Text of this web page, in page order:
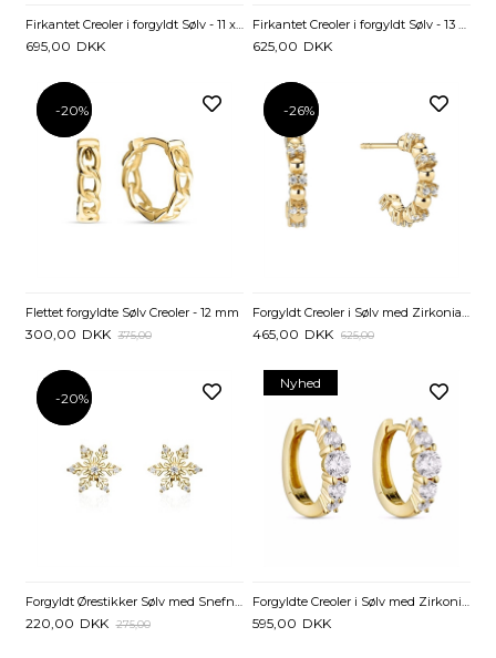
Firkantet Creoler i forgyldt Sølv - 11 x 15 mm
695,00 DKK
Firkantet Creoler i forgyldt Sølv - 13 x 18 mm
625,00 DKK
-20%
-20%
Flettet forgyldte Sølv Creoler - 12 mm
300,00 DKK 375,00
-26%
-26%
Forgyldt Creoler i Sølv med Zirkoniasten
465,00 DKK 625,00
-20%
-20%
220,00 DKK 275,00
Nyhed
595,00 DKK